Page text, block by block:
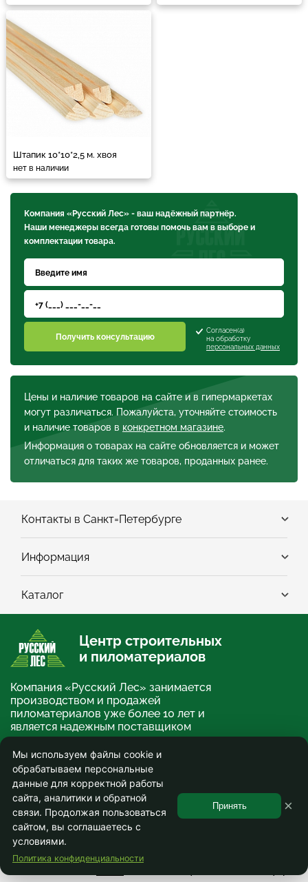
Штапик 10*10*2,5 м. хвоя
нет в наличии
Цены и наличие товаров на сайте и в гипермаркетах
могут различаться. Пожалуйста, уточняйте стоимость
и наличие товаров в конкретном магазине.
Информация о товарах на сайте обновляется и может
отличаться для таких же товаров, проданных ранее.
Компания «Русский Лес» - ваш надёжный партнёр.
Наши менеджеры всегда готовы помочь вам в выборе и
комплектации товара.
Получить консультацию
Согласен(а)
на обработку
персональных данных
Контакты в Санкт=Петербурге
Информация
Каталог
Центр строительных
и пиломатериалов
Компания «Русский Лес» занимается
производством и продажей
пиломатериалов уже более 10 лет и
является надежным поставщиком
строительных и отделочных
материалов.
О компании
© ООО «Русский Лес» 2013-2026. Информация на сайте не является публичной
офертой и носит ознакомительный характер.
Используя сайт, вы соглашаетесь на сбор и обработку персональных данных.
Соглашение на обработку персональных данных
×
Мы используем файлы cookie и
обрабатываем персональные
данные для корректной работы
сайта, аналитики и обратной
связи. Продолжая пользоваться
сайтом, вы соглашаетесь с
условиями.
Политика конфиденциальности
Принять ×